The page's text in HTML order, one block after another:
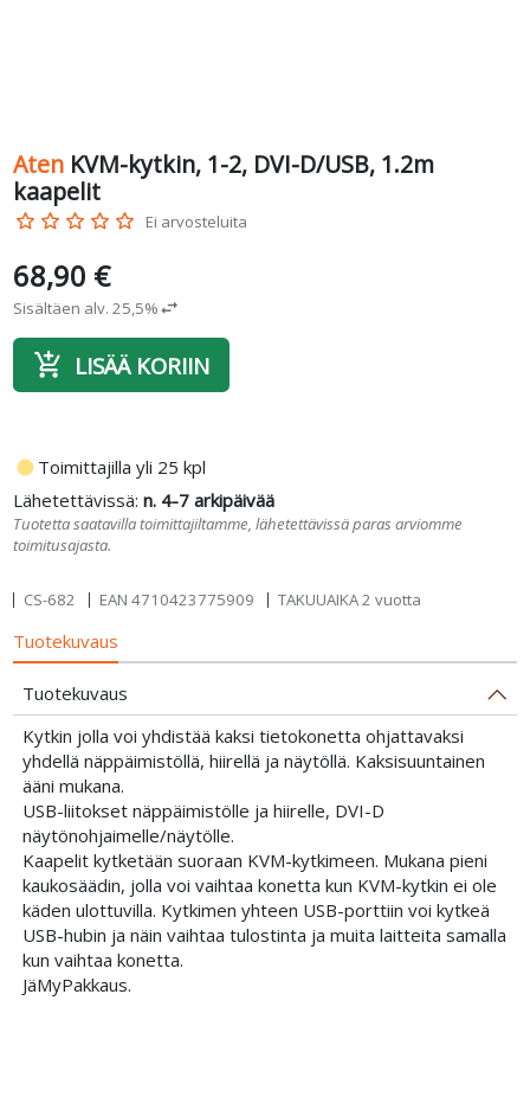
Aten KVM-kytkin, 1-2, DVI-D/USB, 1.2m
kaapelit
star_border star_border star_border star_border star_border Ei arvosteluita
68,90 €
Sisältäen alv. 25,5%swap_horiz
add_shopping_cart LISÄÄ KORIIN
fiber_manual_record Toimittajilla yli 25 kpl
Lähetettävissä:n. 4-7 arkipäivää
Tuotetta saatavilla toimittajiltamme, lähetettävissä paras arviomme
toimitusajasta.
CS-682 EAN 4710423775909 TAKUUAIKA 2 vuotta
Tuotekuvaus
Tuotekuvaus
Kytkin jolla voi yhdistää kaksi tietokonetta ohjattavaksi
yhdellä näppäimistöllä, hiirellä ja näytöllä. Kaksisuuntainen
ääni mukana.
USB-liitokset näppäimistölle ja hiirelle, DVI-D
näytönohjaimelle/näytölle.
Kaapelit kytketään suoraan KVM-kytkimeen. Mukana pieni
kaukosäädin, jolla voi vaihtaa konetta kun KVM-kytkin ei ole
käden ulottuvilla. Kytkimen yhteen USB-porttiin voi kytkeä
USB-hubin ja näin vaihtaa tulostinta ja muita laitteita samalla
kun vaihtaa konetta.
JäMyPakkaus.